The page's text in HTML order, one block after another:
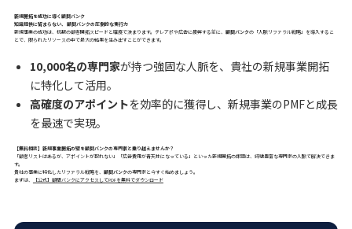
新規開拓を成功に導く顧問バンク
知識提供に留まらない、 顧問バンクの圧倒的な実行力
新規事業の成功は、初期の顧客開拓スピードと確度で決まります。テレアポや広告に疲弊する前に、 顧問バンクの「人脈リファラル戦略」を導入するこ
とで、限られたリソースの中で最大の結果を生み出すことができます。
10,000名の専門家が持つ強固な人脈を、貴社の新規事業開拓
に特化して活用。
高確度のアポイントを効率的に獲得し、新規事業のPMFと成長
を最速で実現。
【無料相談】新規事業開拓の壁を顧問バンクの専門家と乗り越えませんか？
「顧客リストはあるが、アポイントが取れない」「広告費用が青天井になっている」といった新規開拓の課題は、経験豊富な専門家の人脈で解決できま
す。
貴社の事業に特化したリファラル戦略を、 顧問バンクの専門家と今すぐ始めましょう。
まずは、
【公式】顧問バンクにアクセスしてPDFを無料でダウンロード